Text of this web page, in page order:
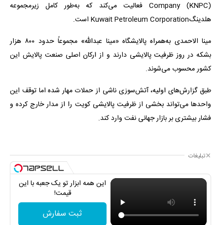
Company (KNPC) فعالیت می‌کند که به‌طور کامل زیرمجموعه
هلدینگKuwait Petroleum Corporation است.
مینا الاحمدی به‌همراه پالایشگاه «مینا عبدالله» مجموعاً حدود ۸۰۰ هزار
بشکه در روز ظرفیت پالایشی دارند و از ارکان اصلی صنعت پالایش این
کشور محسوب می‌شوند.
طبق گزارش‌های اولیه، آتش‌سوزی ناشی از حملات مهار شده اما توقف این
واحدها می‌تواند بخشی از ظرفیت پالایشی کویت را از مدار خارج کرده و
فشار بیشتری بر بازار جهانی نفت وارد کند.
تبلیغات
این همه ابزار تو یک جعبه با این
قیمت!
ثبت سفارش